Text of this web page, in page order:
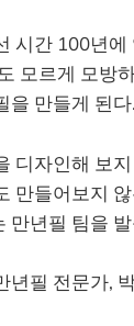
시간 100년에
모르게 모방
을 만들게 된다.
디자인해 보
만들어보지
만년필 팀을
년필 전문가,